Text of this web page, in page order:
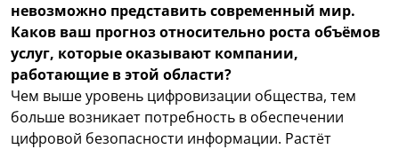
невозможно представить современный мир.
Каков ваш прогноз относительно роста объёмов
услуг, которые оказывают компании,
работающие в этой области?
Чем выше уровень цифровизации общества, тем
больше возникает потребность в обеспечении
цифровой безопасности информации. Растёт